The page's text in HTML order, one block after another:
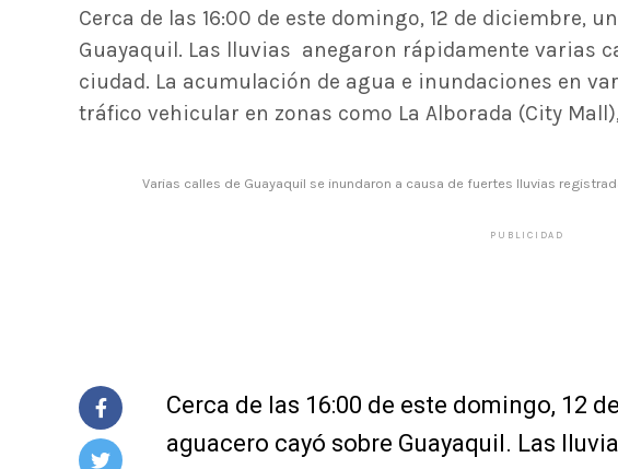
Cerca de las 16:00 de este domingo, 12 de diciembre,
Guayaquil. Las lluvias anegaron rápidamente varias
ciudad. La acumulación de agua e inundaciones en
tráfico vehicular en zonas como La Alborada (City
Varias calles de Guayaquil se inundaron a causa de fuertes lluvias
PUBLICIDAD
Cerca de las 16:00 de este domingo, 12
aguacero cayó sobre Guayaquil. Las